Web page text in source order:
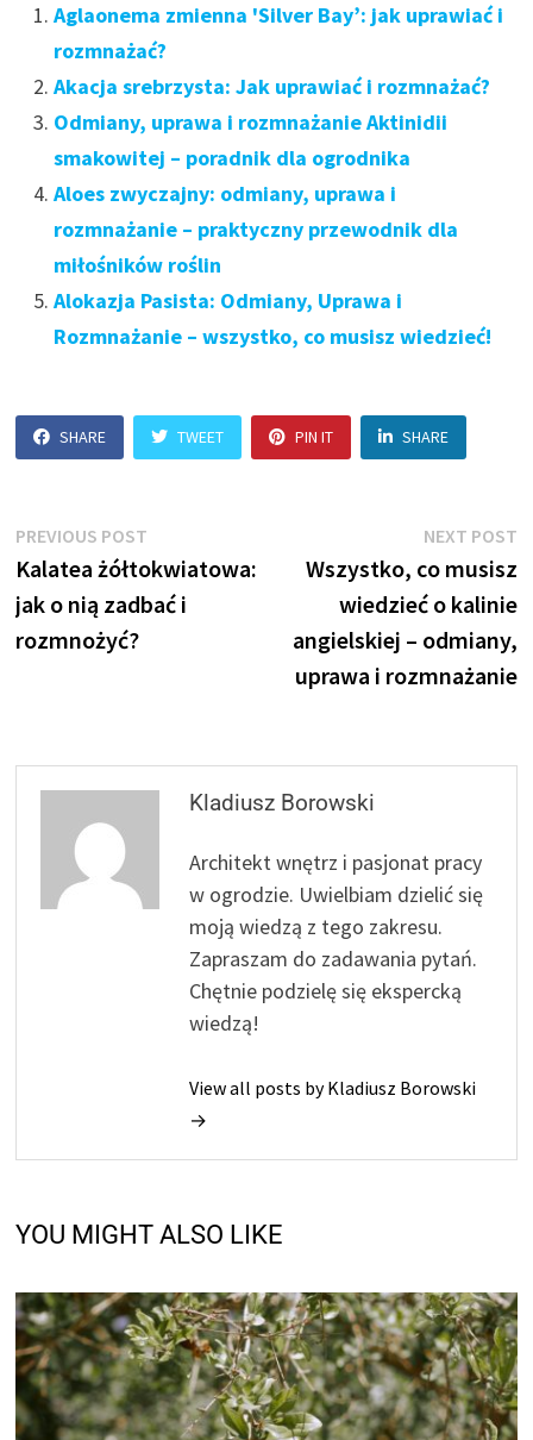
Aglaonema zmienna 'Silver Bay’: jak uprawiać i
rozmnażać?
Akacja srebrzysta: Jak uprawiać i rozmnażać?
Odmiany, uprawa i rozmnażanie Aktinidii
smakowitej – poradnik dla ogrodnika
Aloes zwyczajny: odmiany, uprawa i
rozmnażanie – praktyczny przewodnik dla
miłośników roślin
Alokazja Pasista: Odmiany, Uprawa i
Rozmnażanie – wszystko, co musisz wiedzieć!
SHARE TWEET PIN IT SHARE
Nawigacja
wpisu
PREVIOUS POST
post:
Kalatea żółtokwiatowa:
jak o nią zadbać i
rozmnożyć?
NEXT POST
Wszystko, co musisz
wiedzieć o kalinie
angielskiej – odmiany,
uprawa i rozmnażanie
Kladiusz Borowski
Architekt wnętrz i pasjonat pracy
w ogrodzie. Uwielbiam dzielić się
moją wiedzą z tego zakresu.
Zapraszam do zadawania pytań.
Chętnie podzielę się ekspercką
wiedzą!
View all posts by Kladiusz Borowski
→
YOU MIGHT ALSO LIKE